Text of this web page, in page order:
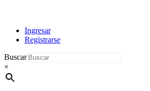
Ingresar
Registrarse
Buscar
×